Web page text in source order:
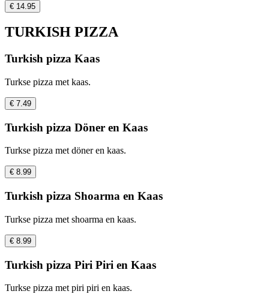
€ 14.95
TURKISH PIZZA
Turkish pizza Kaas
Turkse pizza met kaas.
€ 7.49
Turkish pizza Döner en Kaas
Turkse pizza met döner en kaas.
€ 8.99
Turkish pizza Shoarma en Kaas
Turkse pizza met shoarma en kaas.
€ 8.99
Turkish pizza Piri Piri en Kaas
Turkse pizza met piri piri en kaas.